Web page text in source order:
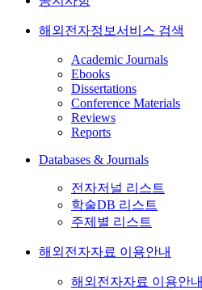
해외전자정보서비스 검색
Academic Journals
Ebooks
Dissertations
Conference Materials
Reviews
Reports
Databases & Journals
전자저널 리스트
학술DB 리스트
주제별 리스트
해외전자자료 이용안내
해외전자자료 이용안내